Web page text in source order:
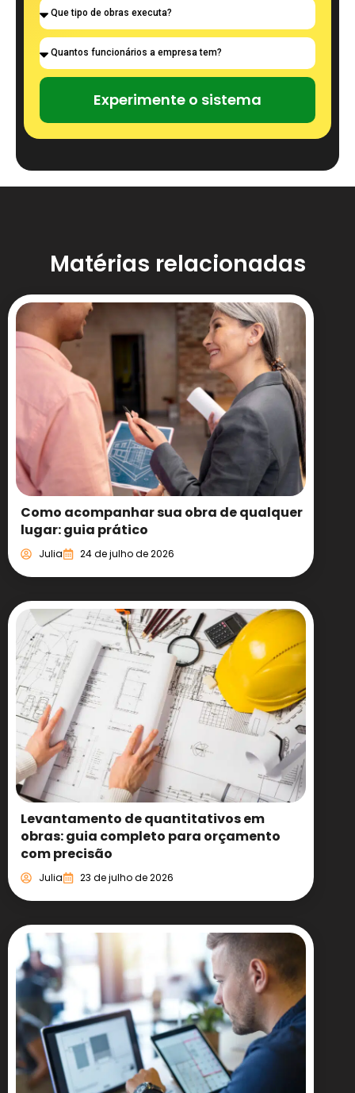
Experimente o sistema
Matérias relacionadas
Como acompanhar sua obra de qualquer
lugar: guia prático
Julia 24 de julho de 2026
Levantamento de quantitativos em
obras: guia completo para orçamento
com precisão
Julia 23 de julho de 2026